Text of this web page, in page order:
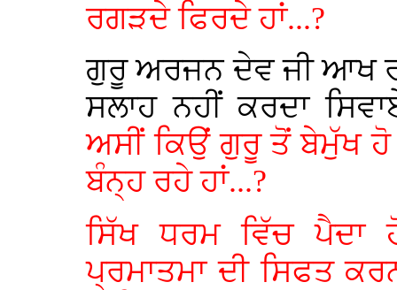
ਰਗੜਦੇ ਫਿਰਦੇ ਹਾਂ...?
ਗੁਰੂ ਅਰਜਨ ਦੇਵ ਜੀ ਆਖ
ਸਲਾਹ ਨਹੀਂ ਕਰਦਾ
ਅਸੀਂ ਕਿਉਂ ਗੁਰੂ ਤੋਂ ਬੇਮੁੱਖ
ਬੰਨ੍ਹ ਰਹੇ ਹਾਂ...?
ਸਿੱਖ ਧਰਮ ਵਿੱਚ
ਪ੍ਰਮਾਤਮਾ ਦੀ ਸਿਫਤ